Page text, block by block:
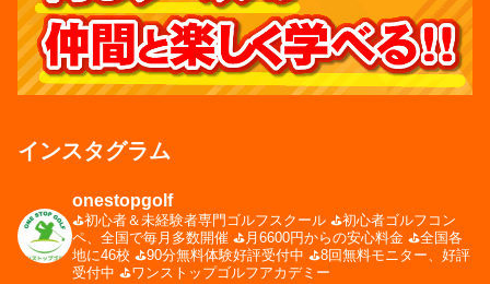
インスタグラム
onestopgolf
⛳️初心者＆未経験者専門ゴルフスクール ⛳️初心者ゴルフコン
ペ、全国で毎月多数開催 ⛳️月6600円からの安心料金 ⛳️全国各
地に46校 ⛳️90分無料体験好評受付中 ⛳️8回無料モニター、好評
受付中 ⛳️ワンストップゴルフアカデミー